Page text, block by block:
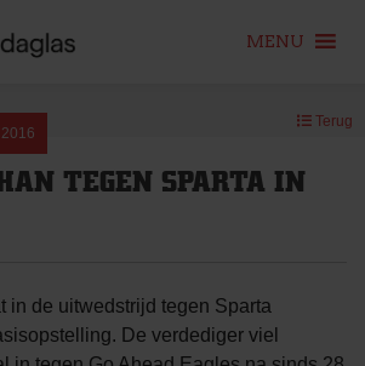
MENU
Terug
TEGEN SPARTA IN
in de uitwedstrijd tegen Sparta
De verdediger viel